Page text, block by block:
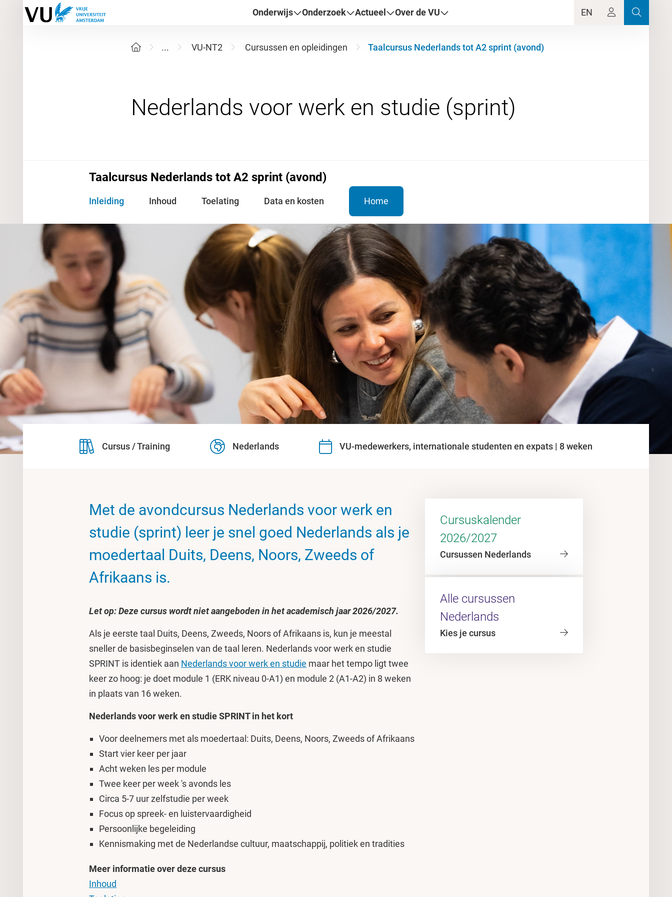
Onderwijs Onderzoek Actueel Over de VU EN
... VU-NT2 Cursussen en opleidingen Taalcursus Nederlands tot A2 sprint (avond)
Taalcursus Nederlands tot A2 sprint (avond)
Inleiding Inhoud Toelating Data en kosten Home
Cursus / Training Nederlands VU-medewerkers, internationale studenten en expats | 8 weken
Met de avondcursus Nederlands voor werk en
studie (sprint) leer je snel goed Nederlands als je
moedertaal Duits, Deens, Noors, Zweeds of
Afrikaans is.
Let op: Deze cursus wordt niet aangeboden in het academisch jaar 2026/2027.
Als je eerste taal Duits, Deens, Zweeds, Noors of Afrikaans is, kun je meestal
sneller de basisbeginselen van de taal leren. Nederlands voor werk en studie
SPRINT is identiek aan Nederlands voor werk en studie maar het tempo ligt twee
keer zo hoog: je doet module 1 (ERK niveau 0-A1) en module 2 (A1-A2) in 8 weken
in plaats van 16 weken.
Nederlands voor werk en studie SPRINT in het kort
Voor deelnemers met als moedertaal: Duits, Deens, Noors, Zweeds of Afrikaans
Start vier keer per jaar
Acht weken les per module
Twee keer per week 's avonds les
Circa 5-7 uur zelfstudie per week
Focus op spreek- en luistervaardigheid
Persoonlijke begeleiding
Kennismaking met de Nederlandse cultuur, maatschappij, politiek en tradities
Meer informatie over deze cursus
Inhoud
Cursuskalender
2026/2027
Cursussen Nederlands
Alle cursussen
Nederlands
Kies je cursus